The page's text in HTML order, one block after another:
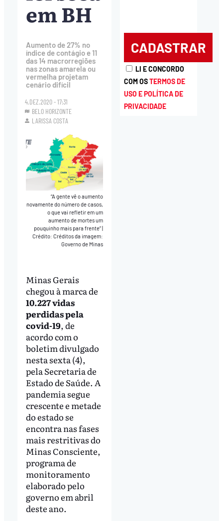
em BH
Aumento de 27% no
índice de contágio e 11
das 14 macrorregiões
nas zonas amarela ou
vermelha projetam
cenário difícil
4.DEZ.2020 - 17:31
BELO HORIZONTE
LARISSA COSTA
“A gente vê o aumento
novamente do número de casos,
o que vai refletir em um
aumento de mortes um
pouquinho mais para frente”|
Crédito: Créditos da imagem:
Governo de Minas
Minas Gerais
chegou à marca de
10.227 vidas
perdidas pela
covid-19, de
acordo com o
boletim divulgado
nesta sexta (4),
pela Secretaria de
Estado de Saúde. A
pandemia segue
crescente e metade
do estado se
encontra nas fases
mais restritivas do
Minas Consciente,
programa de
monitoramento
elaborado pelo
governo em abril
deste ano.
LI E CONCORDO
COM OSTERMOS DE
USO E POLÍTICA DE
PRIVACIDADE